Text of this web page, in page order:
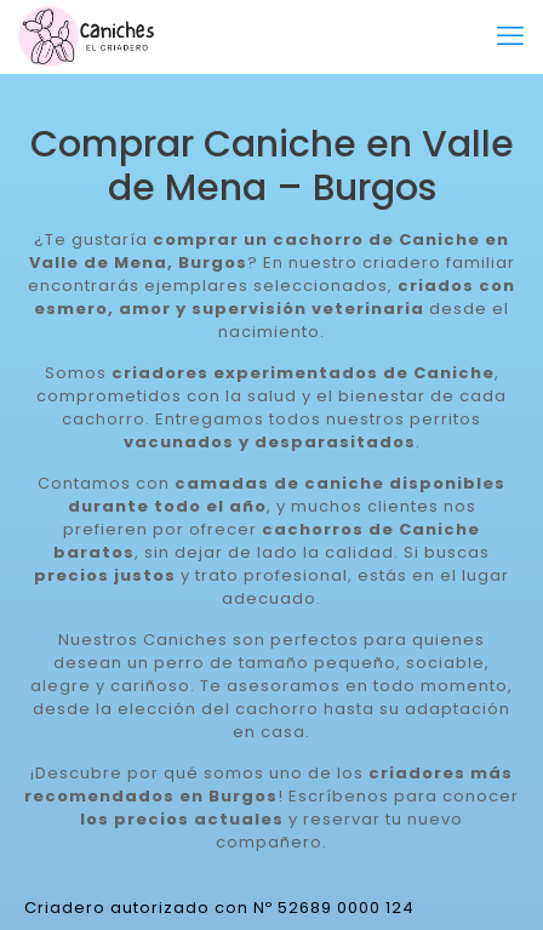
Comprar Caniche en Valle
de Mena – Burgos
¿Te gustaría comprar un cachorro de Caniche en
Valle de Mena, Burgos? En nuestro criadero familiar
encontrarás ejemplares seleccionados, criados con
esmero, amor y supervisión veterinaria desde el
nacimiento.
Somos criadores experimentados de Caniche,
comprometidos con la salud y el bienestar de cada
cachorro. Entregamos todos nuestros perritos
vacunados y desparasitados.
Contamos con camadas de caniche disponibles
durante todo el año, y muchos clientes nos
prefieren por ofrecer cachorros de Caniche
baratos, sin dejar de lado la calidad. Si buscas
precios justos y trato profesional, estás en el lugar
adecuado.
Nuestros Caniches son perfectos para quienes
desean un perro de tamaño pequeño, sociable,
alegre y cariñoso. Te asesoramos en todo momento,
desde la elección del cachorro hasta su adaptación
en casa.
¡Descubre por qué somos uno de los criadores más
recomendados en Burgos! Escríbenos para conocer
los precios actuales y reservar tu nuevo
compañero.
Criadero autorizado con Nº 52689 0000 124